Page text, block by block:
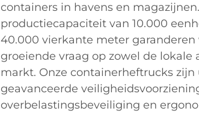
containers in havens en
productiecapaciteit van 10.000
40.000 vierkante meter
groeiende vraag op zowel de lokale
markt. Onze containerheftrucks
geavanceerde
overbelastingsbeveiliging en